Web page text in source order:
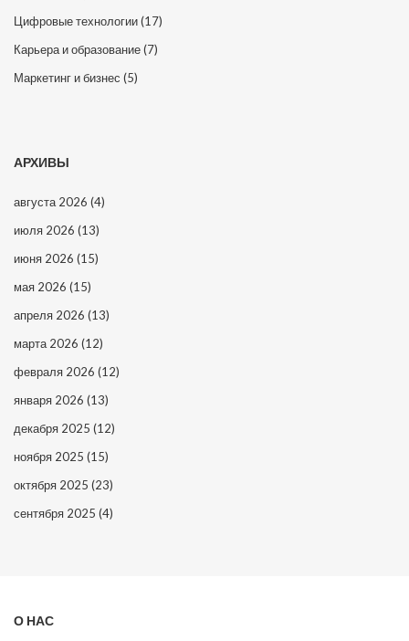
Цифровые технологии(17)
Карьера и образование(7)
Маркетинг и бизнес (5)
АРХИВЫ
августа 2026 (4)
июля 2026 (13)
июня 2026 (15)
мая 2026 (15)
апреля 2026 (13)
марта 2026 (12)
февраля 2026 (12)
января 2026 (13)
декабря 2025 (12)
ноября 2025 (15)
октября 2025 (23)
сентября 2025 (4)
О НАС